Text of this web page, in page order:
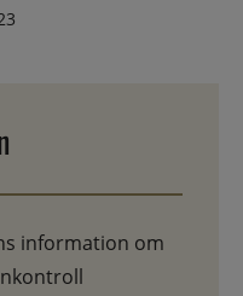
information om